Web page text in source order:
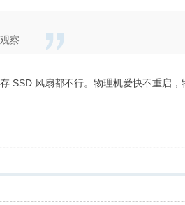
察
SSD 风扇都不行。物理机爱快不重启